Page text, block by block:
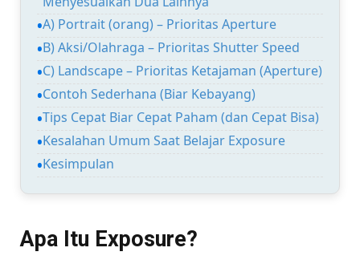
A) Portrait (orang) – Prioritas Aperture
B) Aksi/Olahraga – Prioritas Shutter Speed
C) Landscape – Prioritas Ketajaman (Aperture)
Contoh Sederhana (Biar Kebayang)
Tips Cepat Biar Cepat Paham (dan Cepat Bisa)
Kesalahan Umum Saat Belajar Exposure
Kesimpulan
Apa Itu Exposure?